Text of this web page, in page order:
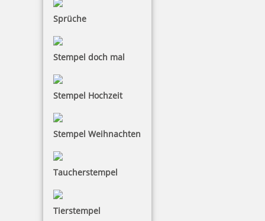
Sprüche
Stempel doch mal
Stempel Hochzeit
Stempel Weihnachten
Taucherstempel
Tierstempel
Prägezangen Einsatz für Prägezange Trodat Ideal 25
Jetzt gestalten